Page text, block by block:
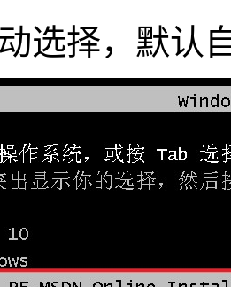
选择，默认